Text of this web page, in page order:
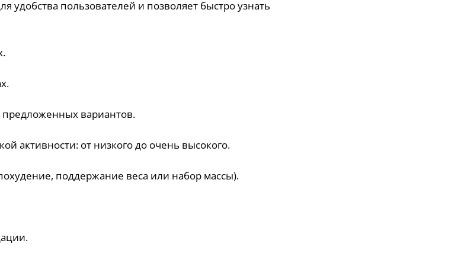
удобства пользователей и позволяет быстро узнать
предложенных вариантов.
активности: от низкого до очень высокого.
поддержание веса или набор массы).